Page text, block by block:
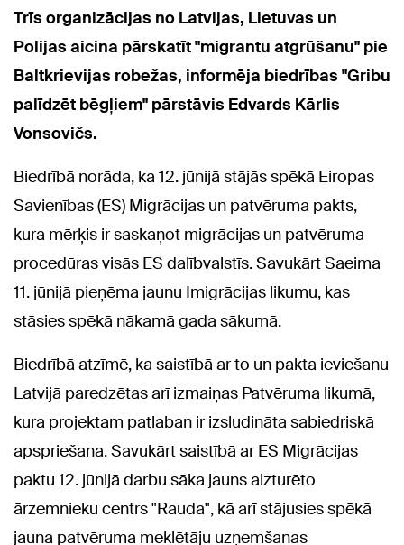
Trīs organizācijas no Latvijas, Lietuvas un
Polijas aicina pārskatīt "migrantu atgrūšanu" pie
Baltkrievijas robežas, informēja biedrības "Gribu
palīdzēt bēgļiem" pārstāvis Edvards Kārlis
Vonsovičs.
Biedrībā norāda, ka 12. jūnijā stājās spēkā Eiropas
Savienības (ES) Migrācijas un patvēruma pakts,
kura mērķis ir saskaņot migrācijas un patvēruma
procedūras visās ES dalībvalstīs. Savukārt Saeima
11. jūnijā pieņēma jaunu Imigrācijas likumu, kas
stāsies spēkā nākamā gada sākumā.
Biedrībā atzīmē, ka saistībā ar to un pakta ieviešanu
Latvijā paredzētas arī izmaiņas Patvēruma likumā,
kura projektam patlaban ir izsludināta sabiedriskā
apspriešana. Savukārt saistībā ar ES Migrācijas
paktu 12. jūnijā darbu sāka jauns aizturēto
ārzemnieku centrs "Rauda", kā arī stājusies spēkā
jauna patvēruma meklētāju uzņemšanas